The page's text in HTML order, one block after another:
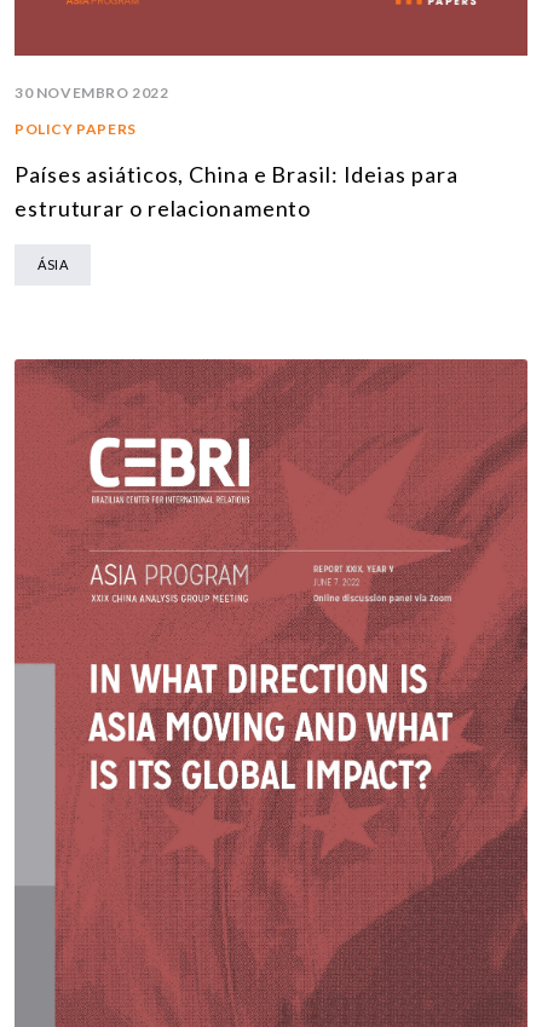
30 NOVEMBRO 2022
POLICY PAPERS
Países asiáticos, China e Brasil: Ideias para
estruturar o relacionamento
ÁSIA